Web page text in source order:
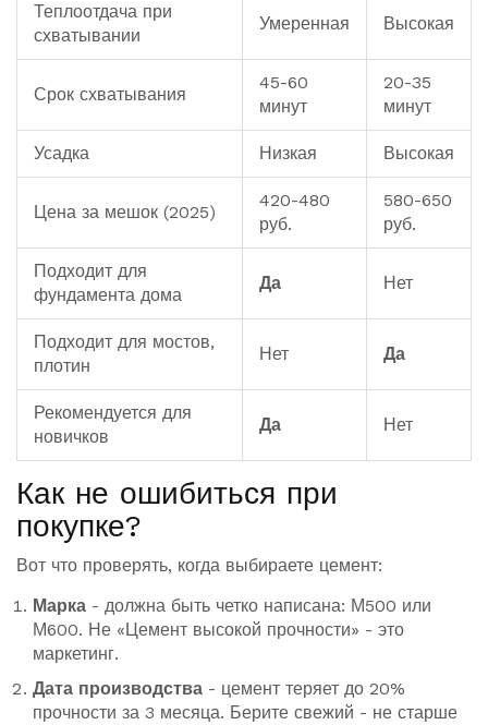
Теплоотдача при
схватывании
Умеренная Высокая
Срок схватывания
45-60
минут
20-35
минут
Усадка Низкая Высокая
Цена за мешок (2025)
420-480
руб.
580-650
руб.
Подходит для
фундамента дома
Да Нет
Подходит для мостов,
плотин
Нет Да
Рекомендуется для
новичков
Да Нет
Как не ошибиться при
покупке?
Вот что проверять, когда выбираете цемент:
Марка - должна быть четко написана: М500 или
М600. Не «Цемент высокой прочности» - это
маркетинг.
Дата производства - цемент теряет до 20%
прочности за 3 месяца. Берите свежий - не старше